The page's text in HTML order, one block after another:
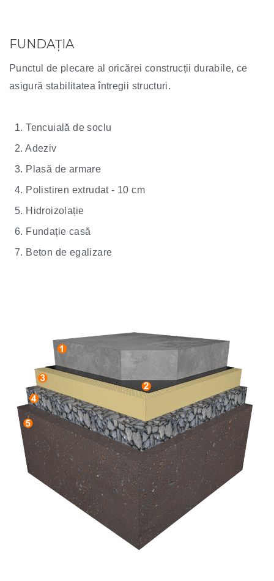
FUNDAȚIA
Punctul de plecare al oricărei construcții durabile, ce
asigură stabilitatea întregii structuri.
1. Tencuială de soclu
2. Adeziv
3. Plasă de armare
4. Polistiren extrudat - 10 cm
5. Hidroizolație
6. Fundație casă
7. Beton de egalizare